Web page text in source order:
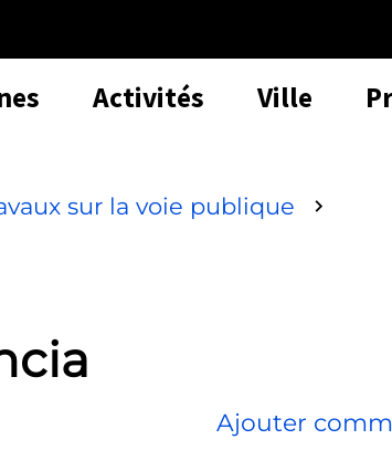
Activités Ville
sur la voie publique
Ajouter